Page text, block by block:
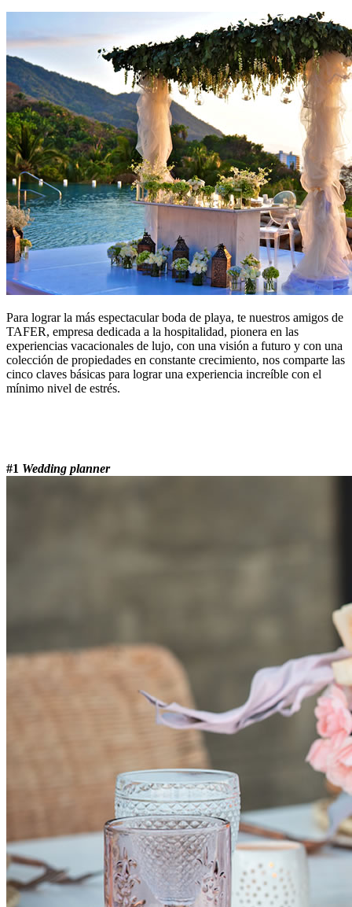
Para lograr la más espectacular boda de playa, te nuestros amigos de
TAFER, empresa dedicada a la hospitalidad, pionera en las
experiencias vacacionales de lujo, con una visión a futuro y con una
colección de propiedades en constante crecimiento, nos comparte las
cinco claves básicas para lograr una experiencia increíble con el
mínimo nivel de estrés.
#1 Wedding planner